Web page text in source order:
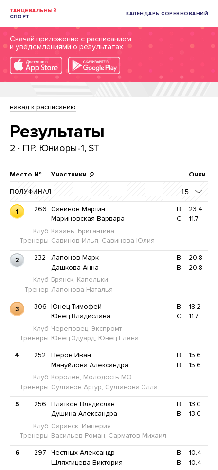
ТАНЦЕВАЛЬНЫЙ
СПОРТ
КАЛЕНДАРЬ СОРЕВНОВАНИЙ
Скачай приложение с расписанием
и уведомлениями о результатах
назад к расписанию
Результаты
2 · ПР. Юниоры-1, ST
Место № Участники Очки
ПОЛУФИНАЛ 15
1 266 Савинов Мартин B
23.4
Мариновская Варвара
C
11.7
Клуб Казань, Бригантина
Тренеры Савинов Илья, Савинова Юлия
2 232 Лапонов Марк B
20.8
Дашкова Анна
B
20.8
Клуб Брянск, Капельки
Тренер Лапонова Наталья
3 306 Юнец Тимофей B
18.2
Юнец Владислава
C
11.7
Клуб Череповец, Экспромт
Тренеры Юнец Эдуард, Юнец Елена
4 252 Перов Иван B
15.6
Мануйлова Александра
B
15.6
Клуб Королев, Молодость МО
Тренеры Султанов Артур, Султанова Элла
5 256 Платков Владислав B
13.0
Душина Александра
B
13.0
Клуб Саранск, Империя
Тренеры Васильев Роман, Сарматов Михаил
6 297 Честных Александр B
10.4
Шляхтицева Виктория
B
10.4